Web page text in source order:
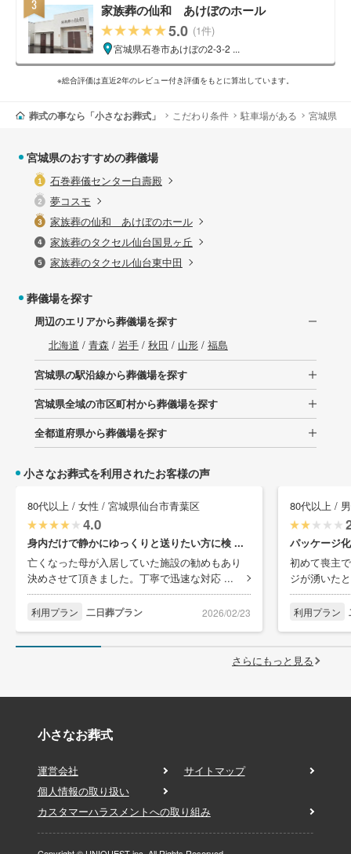
家族葬の仙和 あけぼのホール
5.0 (1件)
宮城県石巻市あけぼの2-3-2 ...
※総合評価は直近2年のレビュー付き評価をもとに算出しています。
葬式の事なら「小さなお葬式」 こだわり条件 駐車場がある 宮城県
宮城県のおすすめの葬儀場
石巻葬儀センター白壽殿
夢コスモ
家族葬の仙和 あけぼのホール
家族葬のタクセル仙台国見ヶ丘
家族葬のタクセル仙台東中田
葬儀場を探す
周辺のエリアから葬儀場を探す
北海道 / 青森 / 岩手/ 秋田 / 山形/ 福島
宮城県の駅沿線から葬儀場を探す
宮城県全域の市区町村から葬儀場を探す
全都道府県から葬儀場を探す
小さなお葬式を利用されたお客様の声
80代以上 / 女性 / 宮城県仙台市青葉区
4.0
身内だけで静かにゆっくりと送りたい方に検 ...
亡くなった母が入居していた施設の勧めもあり
決めさせて頂きました。丁寧で迅速な対応 ...
利用プラン 二日葬プラン 2026/02/23
80代以上 /
パッケージ
初めて喪主
ジが湧いた
利用プラン
さらにもっと見る
小さなお葬式
運営会社
サイトマップ
個人情報の取り扱い
カスタマーハラスメントへの取り組み